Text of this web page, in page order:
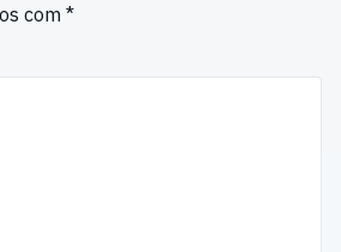
com *